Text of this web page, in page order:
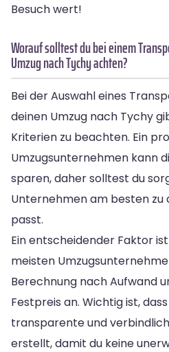
Besuch wert!
Worauf solltest du bei einem
Umzug nach Tychy achten?
Bei der Auswahl eines
deinen Umzug nach Tychy
Kriterien zu beachten. Ein
Umzugsunternehmen kann
sparen, daher solltest du
Unternehmen am besten zu
passt.
Ein entscheidender Faktor
meisten
Berechnung nach Aufwand
Festpreis an. Wichtig ist,
transparente und
erstellt, damit du keine